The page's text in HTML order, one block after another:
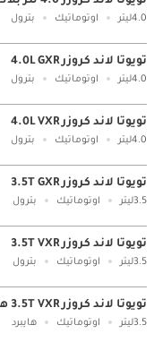
4.0ليتر اوتوماتيك بترول
تويوتا لاند كروزر 4.0L GXR
4.0ليتر اوتوماتيك بترول
تويوتا لاند كروزر 4.0L VXR
4.0ليتر اوتوماتيك بترول
تويوتا لاند كروزر 3.5T GXR
3.5ليتر اوتوماتيك بترول
تويوتا لاند كروزر 3.5T VXR
3.5ليتر اوتوماتيك بترول
تويوتا لاند كروزر 3.5T VXR هايبريد
3.5ليتر اوتوماتيك هايبرد